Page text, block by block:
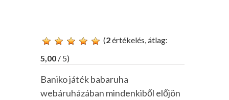
(2értékelés, átlag:
5,00 / 5)
Baniko játék babaruha
webáruházában mindenkiből előjön